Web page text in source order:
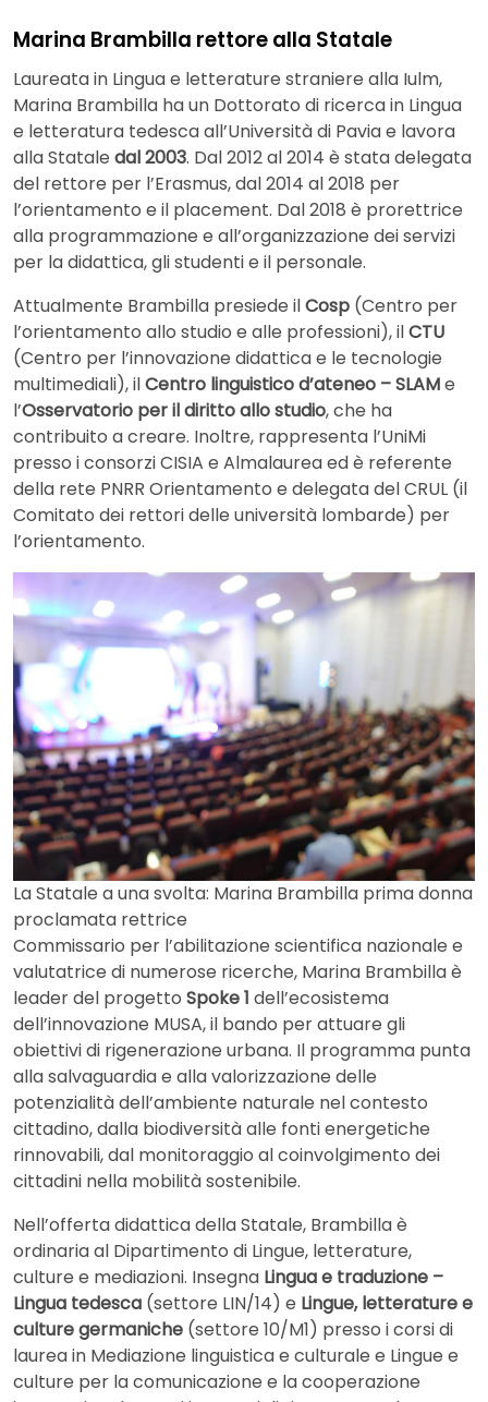
Marina Brambilla rettore alla Statale
Laureata in Lingua e letterature straniere alla Iulm,
Marina Brambilla ha un Dottorato di ricerca in Lingua
e letteratura tedesca all’Università di Pavia e lavora
alla Statale dal 2003. Dal 2012 al 2014 è stata delegata
del rettore per l’Erasmus, dal 2014 al 2018 per
l’orientamento e il placement. Dal 2018 è prorettrice
alla programmazione e all’organizzazione dei servizi
per la didattica, gli studenti e il personale.
Attualmente Brambilla presiede ilCosp (Centro per
l’orientamento allo studio e alle professioni), ilCTU
(Centro per l’innovazione didattica e le tecnologie
multimediali), ilCentro linguistico d’ateneo – SLAMe
l’Osservatorio per il diritto allo studio, che ha
contribuito a creare. Inoltre, rappresenta l’UniMi
presso i consorzi CISIA e Almalaurea ed è referente
della rete PNRR Orientamento e delegata del CRUL (il
Comitato dei rettori delle università lombarde) per
l’orientamento.
La Statale a una svolta: Marina Brambilla prima donna
proclamata rettrice
Commissario per l’abilitazione scientifica nazionale e
valutatrice di numerose ricerche, Marina Brambilla è
leader del progetto Spoke 1 dell’ecosistema
dell’innovazione MUSA, il bando per attuare gli
obiettivi di rigenerazione urbana. Il programma punta
alla salvaguardia e alla valorizzazione delle
potenzialità dell’ambiente naturale nel contesto
cittadino, dalla biodiversità alle fonti energetiche
rinnovabili, dal monitoraggio al coinvolgimento dei
cittadini nella mobilità sostenibile.
Nell’offerta didattica della Statale, Brambilla è
ordinaria al Dipartimento di Lingue, letterature,
culture e mediazioni. Insegna Lingua e traduzione –
Lingua tedesca (settore LIN/14) e Lingue, letterature e
culture germaniche (settore 10/M1) presso i corsi di
laurea in Mediazione linguistica e culturale e Lingue e
culture per la comunicazione e la cooperazione